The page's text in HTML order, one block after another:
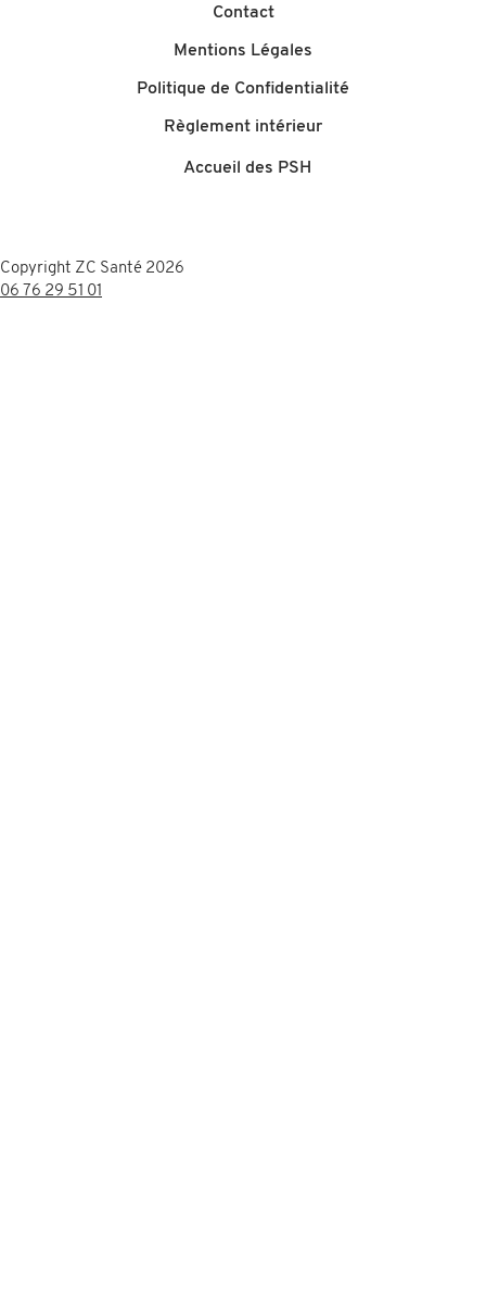
Contact
Mentions Légales
Politique de Confidentialité
Règlement intérieur
Accueil des PSH
Copyright ZC Santé 2026
06 76 29 51 01